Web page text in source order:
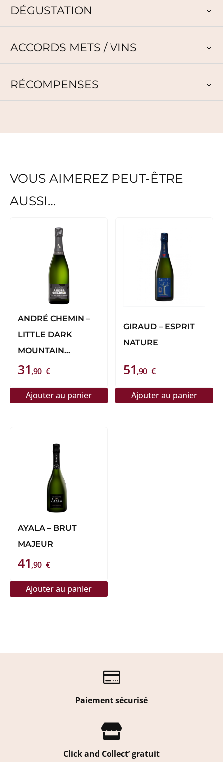
DÉGUSTATION
ACCORDS METS / VINS
RÉCOMPENSES
VOUS AIMEREZ PEUT-ÊTRE
AUSSI…
ANDRÉ CHEMIN –
LITTLE DARK
MOUNTAIN
DOSAGE ZÉRO
31,90 €
Ajouter au panier
GIRAUD – ESPRIT
NATURE
51,90 €
Ajouter au panier
AYALA – BRUT
MAJEUR
41,90 €
Ajouter au panier

Paiement sécurisé

Click and Collect’ gratuit